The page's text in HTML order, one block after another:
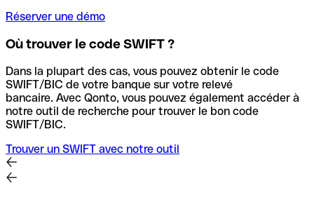
Réserver une démo
Où trouver le code SWIFT ?
Dans la plupart des cas, vous pouvez obtenir le code
SWIFT/BIC de votre banque sur votre relevé
bancaire. Avec Qonto, vous pouvez également accéder à
notre outil de recherche pour trouver le bon code
SWIFT/BIC.
Trouver un SWIFT avec notre outil